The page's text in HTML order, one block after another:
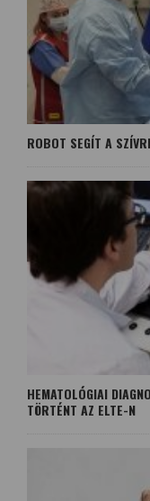
ROBOT SEGÍT A
HEMATOLÓGIAI
TÖRTÉNT AZ ELTE-N